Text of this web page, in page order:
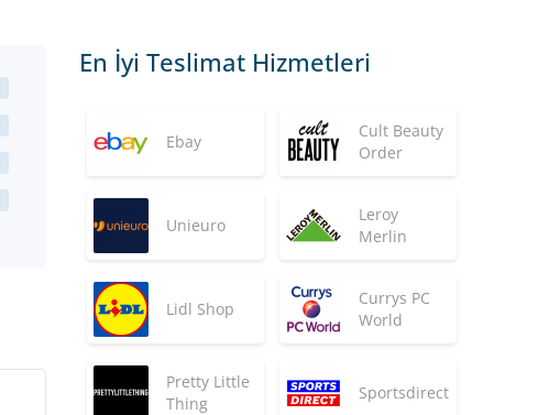
En İyi Teslimat Hizmetleri
Ebay
Cult Beauty
Order
Unieuro
Leroy
Merlin
Lidl Shop
Currys PC
World
Pretty Little
Thing
Sportsdirect